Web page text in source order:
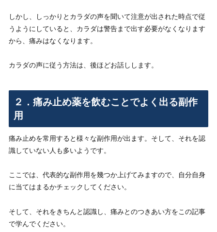
しかし、
しっかりとカラダの声を聞いて注意が出された時点で従
う ようにしていると、カラダは警告まで出す必要がなくなります
から、痛みはなくなります。
カラダの声に従う方法は、後ほどお話しします。
２．痛み止め薬を飲むことでよく出る副作
用
痛み止めを常用すると様々な副作用が出ます。そして、それを認
識していない人も多いようです。
ここでは、代表的な副作用を幾つか上げてみますので、自分自身
に当てはまるかチェックしてください。
そして、それをきちんと認識し、痛みとのつきあい方をこの記事
で学んでください。